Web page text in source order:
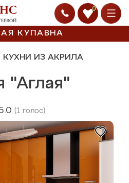
0
КУПАВНА
КУХНИ ИЗ АКРИЛА
"Аглая"
(1 голос)